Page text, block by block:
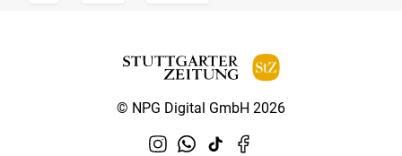
© NPG Digital GmbH 2026